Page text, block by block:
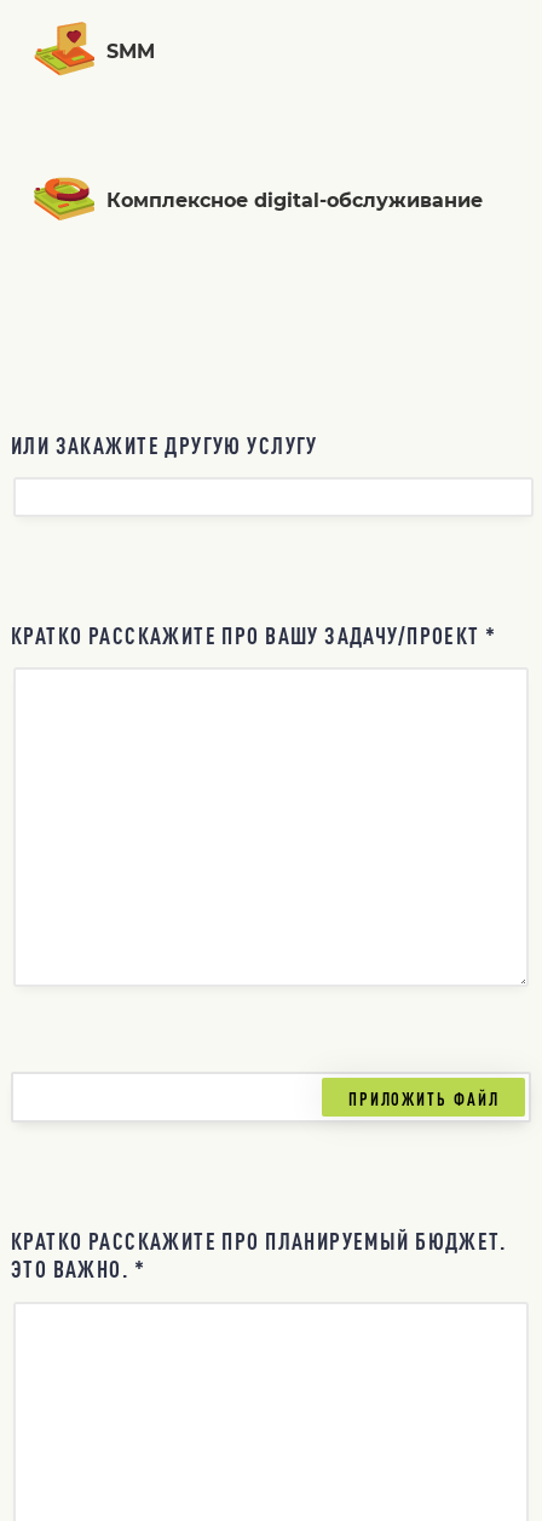
SMM
Комплексное digital-обслуживание
ИЛИ ЗАКАЖИТЕ ДРУГУЮ УСЛУГУ
КРАТКО РАССКАЖИТЕ ПРО ВАШУ ЗАДАЧУ/ПРОЕКТ *
КРАТКО РАССКАЖИТЕ ПРО ПЛАНИРУЕМЫЙ БЮДЖЕТ.
ЭТО ВАЖНО. *